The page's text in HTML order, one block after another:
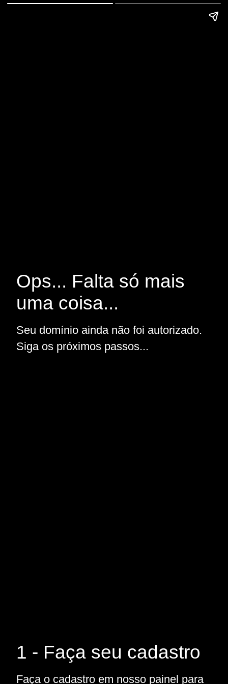
Ops... Falta só mais
uma coisa...
Seu domínio ainda não foi autorizado.
Siga os próximos passos...
1 - Faça seu cadastro
Faça o cadastro em nosso painel para